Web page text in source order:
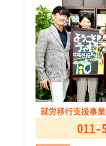
就労移行支援事
011-